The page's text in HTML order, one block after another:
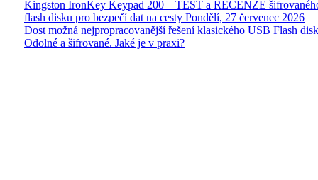
Kingston IronKey Keypad 200 – TEST a RECENZE
flash disku pro bezpečí dat na cesty Pondělí, 27 červenec 2026
Dost možná nejpropracovanější řešení klasického USB Flash
Odolné a šifrované. Jaké je v praxi?